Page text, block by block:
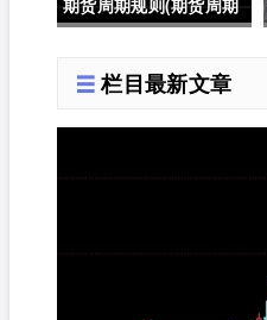
期货周期规则(期货周期
栏目最新文章